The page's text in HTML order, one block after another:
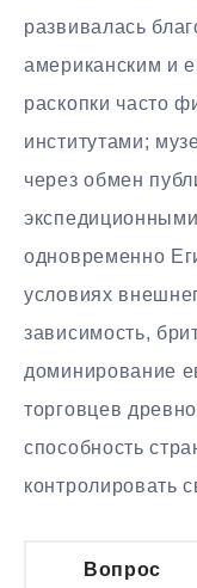
развивалась
американским и
раскопки часто
институтами;
через обмен
одновременно
условиях
зависимость,
доминирование
торговцев
способность
контролировать
Вопрос